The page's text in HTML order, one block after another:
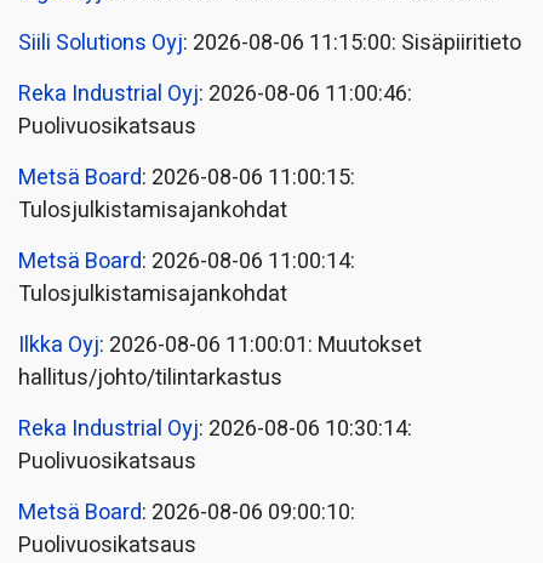
Siili Solutions Oyj: 2026-08-06 11:15:00: Sisäpiiritieto
Reka Industrial Oyj: 2026-08-06 11:00:46:
Puolivuosikatsaus
Metsä Board: 2026-08-06 11:00:15:
Tulosjulkistamisajankohdat
Metsä Board: 2026-08-06 11:00:14:
Tulosjulkistamisajankohdat
Ilkka Oyj: 2026-08-06 11:00:01: Muutokset
hallitus/johto/tilintarkastus
Reka Industrial Oyj: 2026-08-06 10:30:14:
Puolivuosikatsaus
Metsä Board: 2026-08-06 09:00:10:
Puolivuosikatsaus